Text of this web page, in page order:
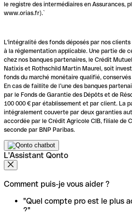
le registre des intermédiaires en Assurances,
www.orias.fr).`
L'intégralité des fonds déposés par nos
à la réglementation applicable. Une partie de
chez nos banques partenaires, le Crédit
Natixis et Rothschild Martin Maurel, soit
fonds du marché monétaire qualifié,
En cas de faillite de l’une des banques
par le Fonds de Garantie des Dépôts et de
100 000 € par établissement et par client. La
intégralement couverte par deux garanties
accordée par le Crédit Agricole CIB, filiale de
seconde par BNP Paribas.
L'Assistant Qonto
Comment puis-je vous aider ?
"Quel compte pro est le plus